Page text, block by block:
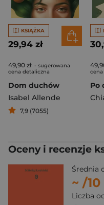
KSIĄŻKA
29,94 zł
49,90 zł - sugerowana
cena detaliczna
Dom duchów
Isabel Allende
7,9 (7055)
Po
Oceny i recenzje
Średnia
~ /10
Liczba